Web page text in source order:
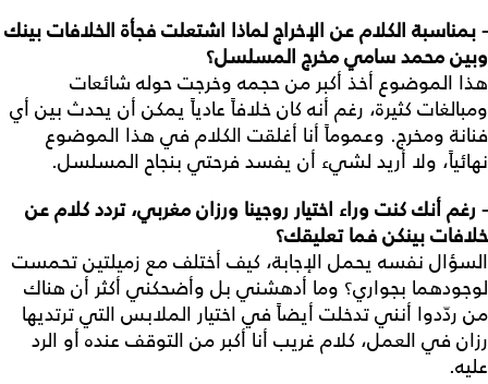
- بمناسبة الكلام عن الإخراج لماذا اشتعلت فجأة الخلافات بينك
وبين محمد سامي مخرج المسلسل؟
هذا الموضوع أخذ أكبر من حجمه وخرجت حوله شائعات
ومبالغات كثيرة، رغم أنه كان خلافاً عادياً يمكن أن يحدث بين أي
فنانة ومخرج. وعموماً أنا أغلقت الكلام في هذا الموضوع
نهائياً، ولا أريد لشيء أن يفسد فرحتي بنجاح المسلسل.
- رغم أنك كنت وراء اختيار روجينا ورزان مغربي، تردد كلام عن
خلافات بينكن فما تعليقك؟
السؤال نفسه يحمل الإجابة، كيف أختلف مع زميلتين تحمست
لوجودهما بجواري؟ وما أدهشني بل وأضحكني أكثر أن هناك
من ردّدوا أنني تدخلت أيضاً في اختيار الملابس التي ترتديها
رزان في العمل، كلام غريب أنا أكبر من التوقف عنده أو الرد
عليه.